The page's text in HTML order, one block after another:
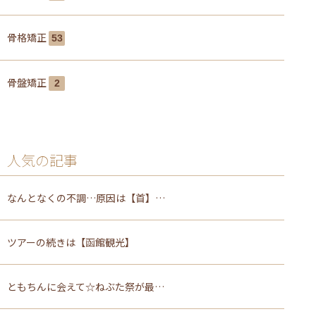
骨格矯正 53
骨盤矯正 2
人気の記事
なんとなくの不調…原因は【首】…
ツアーの続きは【函館観光】
ともちんに会えて☆ねぶた祭が最…